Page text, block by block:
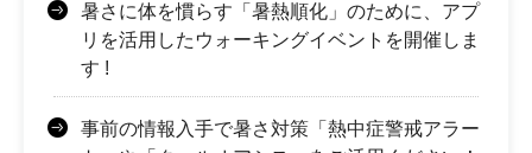
暑さに体を慣らす「暑熱順化」のために、アプ
リを活⽤したウォーキングイベントを開催しま
す !
事前の情報入手で暑さ対策「熱中症警戒アラー